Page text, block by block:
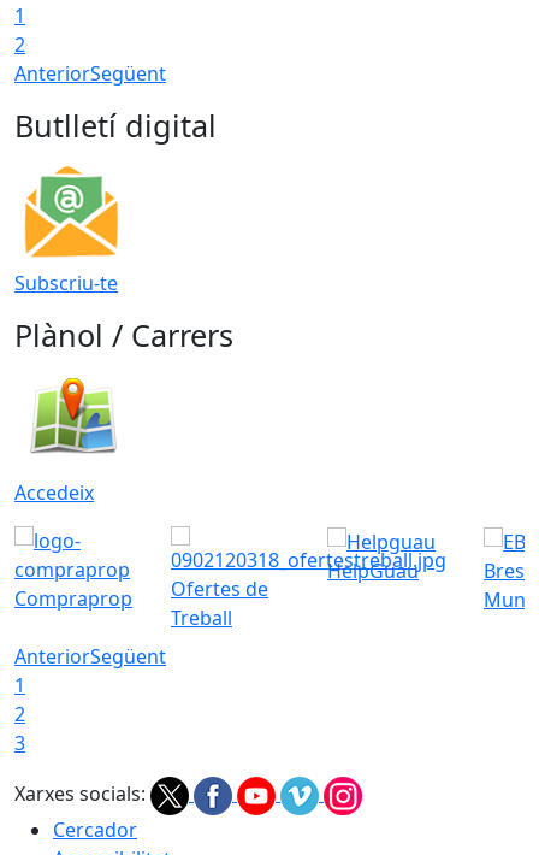
1
2
AnteriorSegüent
Butlletí digital
Subscriu-te
Plànol / Carrers
Accedeix
Compraprop
Ofertes de
Treball
HelpGuau
AnteriorSegüent
1
2
3
Xarxes socials:
Cercador